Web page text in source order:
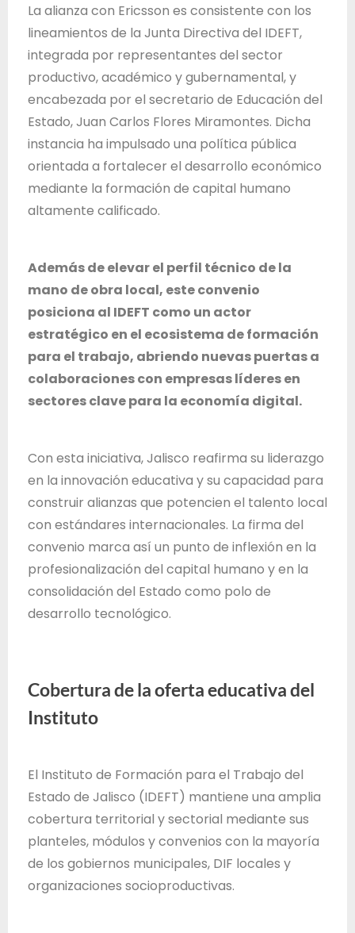
La alianza con Ericsson es consistente con los
lineamientos de la Junta Directiva del IDEFT,
integrada por representantes del sector
productivo, académico y gubernamental, y
encabezada por el secretario de Educación del
Estado, Juan Carlos Flores Miramontes. Dicha
instancia ha impulsado una política pública
orientada a fortalecer el desarrollo económico
mediante la formación de capital humano
altamente calificado.
Además de elevar el perfil técnico de la
mano de obra local, este convenio
posiciona al IDEFT como un actor
estratégico en el ecosistema de formación
para el trabajo, abriendo nuevas puertas a
colaboraciones con empresas líderes en
sectores clave para la economía digital.
Con esta iniciativa, Jalisco reafirma su liderazgo
en la innovación educativa y su capacidad para
construir alianzas que potencien el talento local
con estándares internacionales. La firma del
convenio marca así un punto de inflexión en la
profesionalización del capital humano y en la
consolidación del Estado como polo de
desarrollo tecnológico.
Cobertura de la oferta educativa del
Instituto
El Instituto de Formación para el Trabajo del
Estado de Jalisco (IDEFT) mantiene una amplia
cobertura territorial y sectorial mediante sus
planteles, módulos y convenios con la mayoría
de los gobiernos municipales, DIF locales y
organizaciones socioproductivas.